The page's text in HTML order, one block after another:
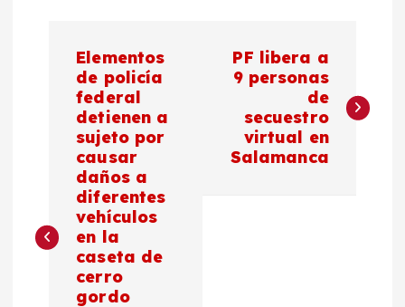
g
a
Elementos
de policía
federal
detienen a
sujeto por
causar
daños a
diferentes
vehículos
en la
caseta de
cerro
gordo
PF libera a
9 personas
de
secuestro
virtual en
Salamanca